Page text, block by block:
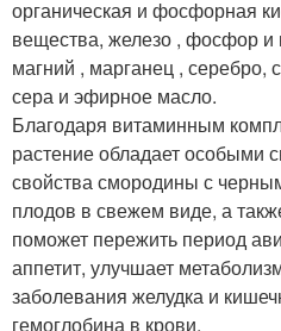
органическая и фосфорная
вещества, железо , фосфор и
магний , марганец ,
сера и эфирное масло.
Благодаря витаминным
растение обладает особыми
свойства смородины с
плодов в свежем виде, а
поможет пережить период
аппетит, улучшает
заболевания желудка и
гемоглобина в крови.